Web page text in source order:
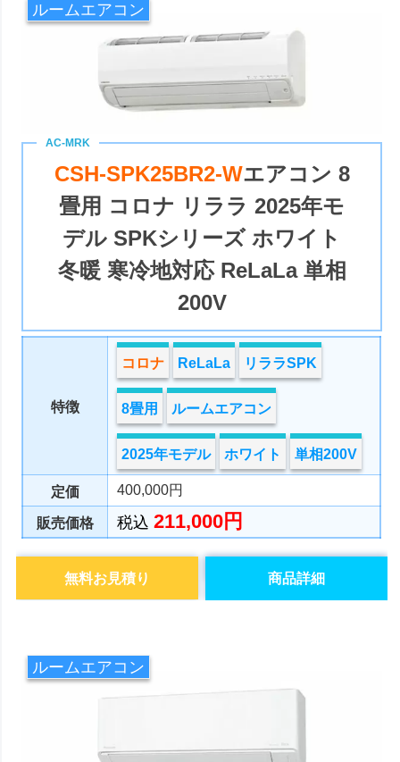
ルームエアコン
CSH-SPK25BR2-Wエアコン 8
畳用 コロナ リララ 2025年モ
デル SPKシリーズ ホワイト
冬暖 寒冷地対応 ReLaLa 単相
200V
特徴
コロナ ReLaLa リララSPK
8畳用 ルームエアコン
2025年モデル ホワイト 単相200V
定価 400,000円
販売価格 税込211,000円
商品詳細
無料お見積り
ルームエアコン